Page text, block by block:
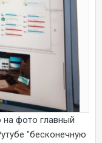
на фото главный
"бесконечную